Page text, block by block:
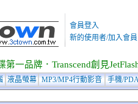
會員登入
新的使用者/加入會員
第一品牌．Transcend創見
液晶螢幕 MP3/MP4行動影音 手機/